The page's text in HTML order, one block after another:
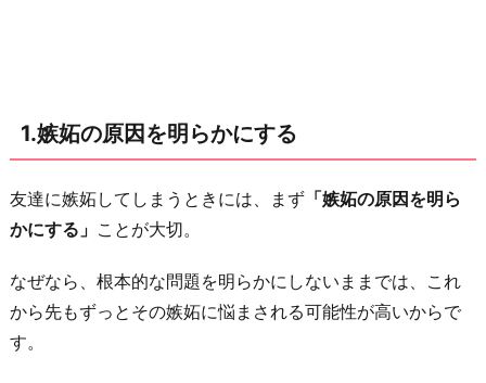
い
と
こ
ろ
書
き
1.嫉妬の原因を明らかにする
友達に嫉妬してしまうときには、まず 「嫉妬の原因を明ら
かにする」 ことが大切。
なぜなら、根本的な問題を明らかにしないままでは、これ
から先もずっとその嫉妬に悩まされる可能性が高いからで
す。